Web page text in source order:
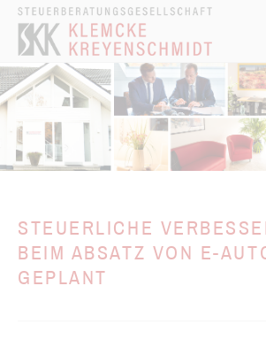
STEUERLICHE
BEIM ABSATZ VON E-
GEPLANT